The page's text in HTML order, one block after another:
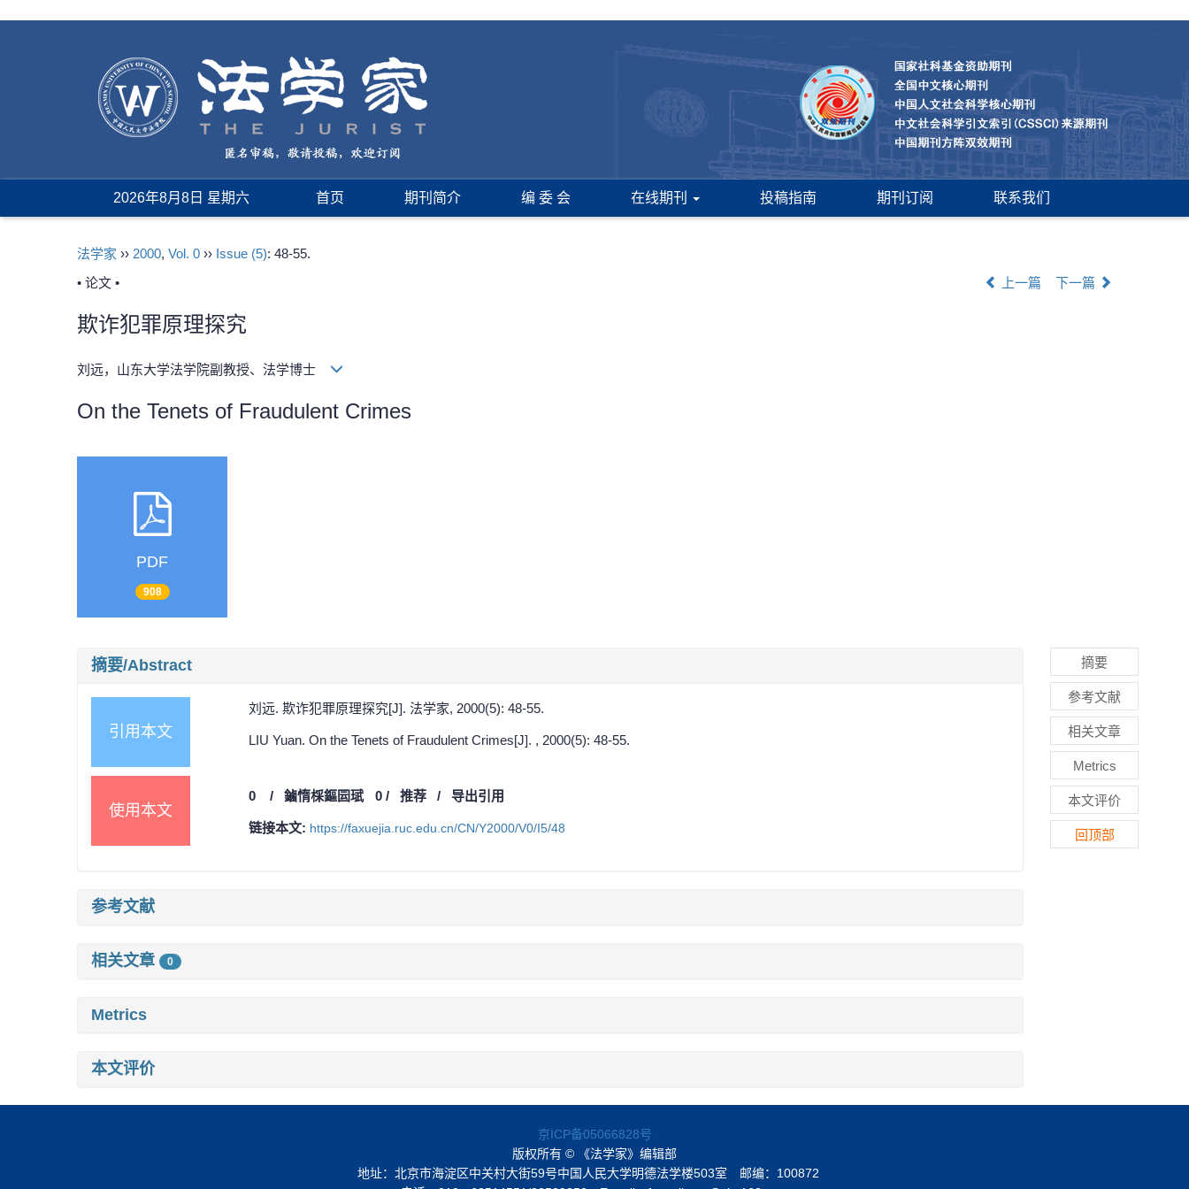
2026年8月8日 星期六 首页 期刊简介 编 委 会 在线期刊 投稿指南 期刊订阅 联系我们
法学家 ›› 2000, Vol. 0 ›› Issue (5): 48-55.
• 论文 •
上一篇 下一篇
欺诈犯罪原理探究
刘远，山东大学法学院副教授、法学博士
On the Tenets of Fraudulent Crimes
PDF
908
摘要/Abstract
引用本文
刘远. 欺诈犯罪原理探究[J]. 法学家, 2000(5): 48-55.
LIU Yuan. On the Tenets of Fraudulent Crimes[J]. , 2000(5): 48-55.
使用本文
0 / 鏀惰棌鏂囩珷 0/ 推荐 / 导出引用
链接本文: https://faxuejia.ruc.edu.cn/CN/Y2000/V0/I5/48
参考文献
相关文章 0
Metrics
本文评价
摘要
参考文献
相关文章
Metrics
本文评价
回顶部
京ICP备05066828号
版权所有 © 《法学家》编辑部
地址：北京市海淀区中关村大街59号中国人民大学明德法学楼503室 邮编：100872